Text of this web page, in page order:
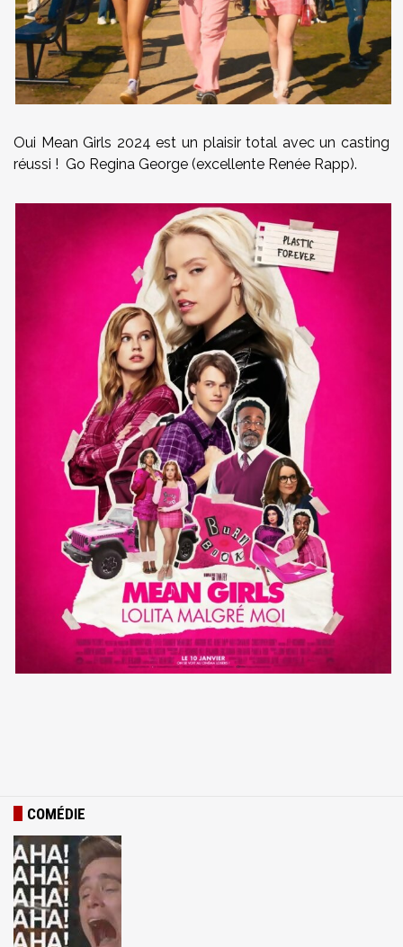
Oui Mean Girls 2024 est un plaisir total avec un casting
réussi ! Go Regina George (excellente Renée Rapp).
COMÉDIE